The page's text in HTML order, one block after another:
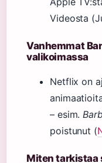
Videosta
Vanhemmat
valikoimassa
Netflix on
– esim.
poistunut (
Miten tarkistaa